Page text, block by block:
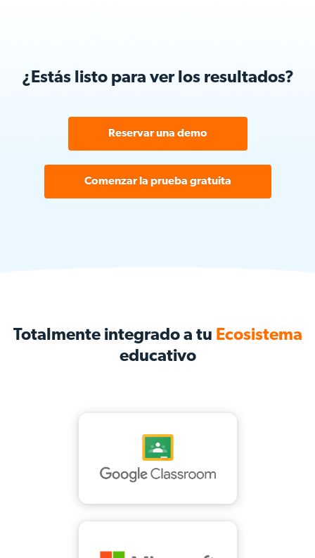
¿Estás listo para ver los resultados?
Reservar una demo
Comenzar la prueba gratuita
Totalmente integrado a tu Ecosistema
educativo